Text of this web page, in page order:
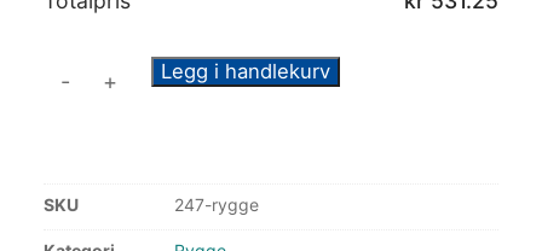
- + Legg i handlekurv
SKU 247-rygge